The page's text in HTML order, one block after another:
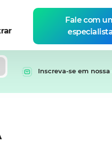
Fale com
Inscreva-se em